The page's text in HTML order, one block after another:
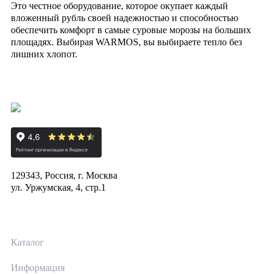
Это честное оборудование, которое окупает каждый
вложенный рубль своей надежностью и способностью
обеспечить комфорт в самые суровые морозы на больших
площадях. Выбирая WARMOS, вы выбираете тепло без
лишних хлопот.
129343, Россия, г. Москва
ул. Уржумская, 4, стр.1
Каталог
Информация